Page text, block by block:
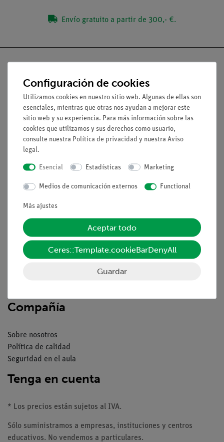
Envío gratuito a partir de 300,- €.
Nach oben
Aviso lega
Contacto
Condiciones comerciales generales
Pie de imprenta
Servicio
Resumen del servicio
Descargas
Compañía
Sobre nosotros
Política de calidad
Seguridad en el aula
Tenga en cuenta
* Los precios están sujetos al IVA.
Sólo suministramos a empresas, instituciones y centros
educativos. No vendemos a particulares.
Configuración de cookies
Utilizamos cookies en nuestro sitio web. Algunas de ellas son
esenciales, mientras que otras nos ayudan a mejorar este
sitio web y su experiencia. Para más información sobre las
cookies que utilizamos y sus derechos como usuario,
consulte nuestra Política de privacidad y nuestra Aviso
legal.
Esencial Estadísticas Marketing
Medios de comunicación externos Functional
Más ajustes
Aceptar todo
Ceres::Template.cookieBarDenyAll
Guardar